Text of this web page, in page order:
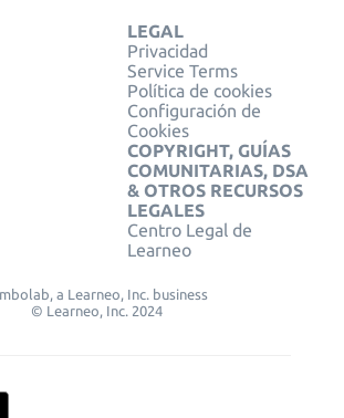
LEGAL
Privacidad
Service Terms
Política de cookies
Configuración de
Cookies
COPYRIGHT, GUÍAS
COMUNITARIAS, DSA
& OTROS RECURSOS
LEGALES
Centro Legal de
Learneo
a Learneo, Inc. business
© Learneo, Inc. 2024